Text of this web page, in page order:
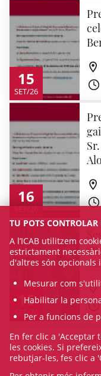
15
SET/26
16
SET/26
16
SET/26
en
TU POTS
A l’ICAB utilitzem
estrictament
d'altres són opcionals
Mesurar com
Habilitar la
Per a funcions de
En fer clic a 'Acceptar
les cookies. Si
rebutjar-les, fes clic a